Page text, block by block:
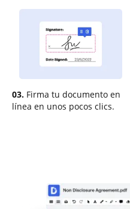
03. Firma tu documento en
línea en unos pocos clics.